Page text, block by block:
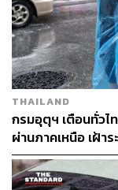
ท้ายเขื่อนเจ้าพระ
วินาที เพื่อป้องกัน
บริเวณจังหวัดอ่าง
ปรับเพิ่มการระบา
397 ลบ.ม./วินาที
พิสูจน์อักษร: พรน
TAGS:
สำนักงานท
THAILAND
กรมอุตุฯ เตือนทั่ว
ผ่านภาคเหนือ เฝ้า